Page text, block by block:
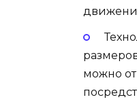
можно